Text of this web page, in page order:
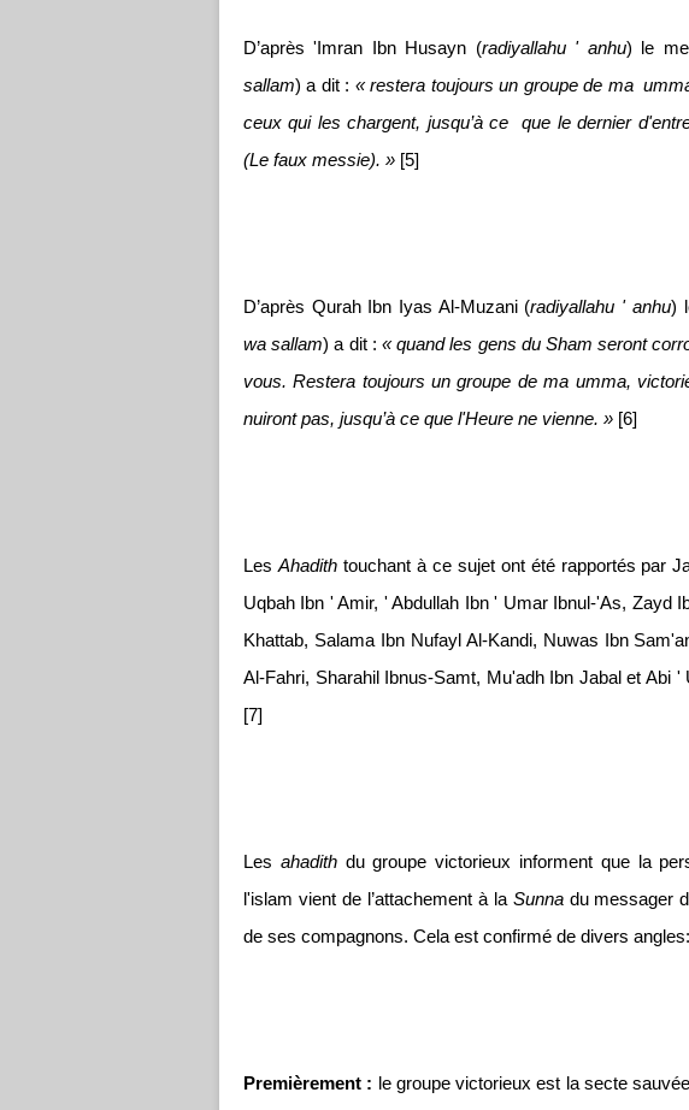
D’après 'Imran Ibn Husayn (radiyallahu ' anhu) le
sallam) a dit : « restera toujours un groupe de ma
ceux qui les chargent, jusqu’à ce
que le dernier
(Le faux messie). » [5]
D’après Qurah Ibn Iyas Al-Muzani (radiyallahu ' anhu)
wa sallam) a dit :« quand les gens du Sham seront
vous. Restera toujours un groupe de ma umma,
nuiront pas, jusqu’à ce que l'Heure ne vienne. » [6]
Les Ahadith touchant à ce sujet ont été rapportés par
Uqbah Ibn ' Amir, ' Abdullah Ibn ' Umar Ibnul-'As, Zayd
Khattab, Salama Ibn Nufayl Al-Kandi, Nuwas Ibn
Al-Fahri, Sharahil Ibnus-Samt, Mu'adh Ibn Jabal et Abi '
[7]
Les ahadithdu groupe victorieux informent que la
l'islam vient de l’attachement à la Sunnadu messager
de ses compagnons. Cela est confirmé de divers angles:
Premièrement : le groupe victorieux est la secte